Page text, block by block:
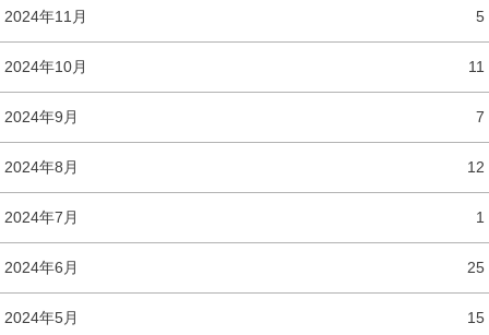
2024年11月 5
2024年10月 11
2024年9月 7
2024年8月 12
2024年7月 1
2024年6月 25
2024年5月 15